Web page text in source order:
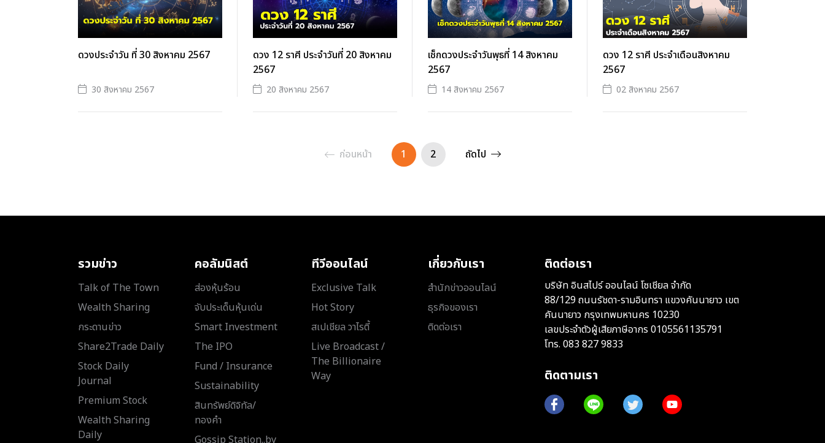
ดวงประจำวัน ที่ 30 สิงหาคม 2567
30 สิงหาคม 2567
ดวง 12 ราศี ประจำวันที่ 20 สิงหาคม
2567
20 สิงหาคม 2567
เช็กดวงประจำวันพุธที่ 14 สิงหาคม
2567
14 สิงหาคม 2567
ดวง 12 ราศี ประจำเดือนสิงหาคม
2567
02 สิงหาคม 2567
ก่อนหน้า 1 2 ถัดไป
รวมข่าว
Talk of The Town
Wealth Sharing
กระดานข่าว
Share2Trade Daily
Stock Daily
Journal
Premium Stock
Wealth Sharing
Daily
คอลัมนิสต์
ส่องหุ้นร้อน
จับประเด็นหุ้นเด่น
Smart Investment
The IPO
Fund / Insurance
Sustainability
สินทรัพย์ดิจิทัล/
ทองคำ
Gossip Station..by
ทีวีออนไลน์
Exclusive Talk
Hot Story
สเปเชียล วาไรตี้
Live Broadcast /
The Billionaire
Way
เกี่ยวกับเรา
สำนักข่าวออนไลน์
ธุรกิจของเรา
ติดต่อเรา
ติดต่อเรา
บริษัท อินสไปร์ ออนไลน์ โซเชียล จำกัด
88/129 ถนนรัชดา-รามอินทรา แขวงคันนายาว เขต
คันนายาว กรุงเทพมหานคร 10230
เลขประจำตัวผู้เสียภาษีอากร 0105561135791
โทร. 083 827 9833
ติดตามเรา